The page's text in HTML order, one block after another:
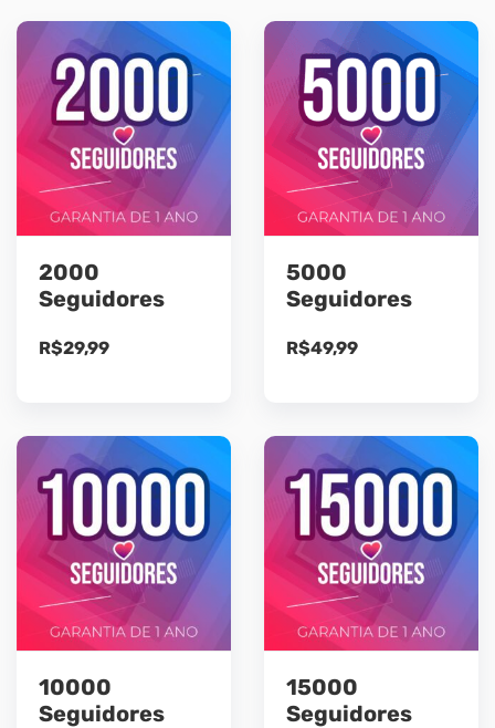
2000
Seguidores
R$29,99
5000
Seguidores
R$49,99
10000
Seguidores
15000
Seguidores